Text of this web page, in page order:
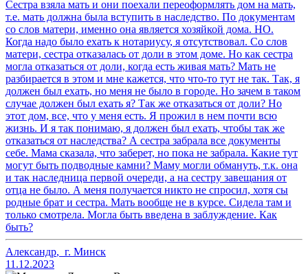
Сестра взяла мать и они поехали переоформлять дом на мать,
т.е. мать должна была вступить в наследство. По документам
со слов матери, именно она является хозяйкой дома. НО.
Когда надо было ехать к нотариусу, я отсутствовал. Со слов
матери, сестра отказалась от доли в этом доме. Но как сестра
могла отказаться от доли, когда есть живая мать? Мать не
разбирается в этом и мне кажется, что что-то тут не так. Так, я
должен был ехать, но меня не было в городе. Но зачем в таком
случае должен был ехать я? Так же отказаться от доли? Но
этот дом, все, что у меня есть. Я прожил в нем почти всю
жизнь. И я так понимаю, я должен был ехать, чтобы так же
отказаться от наследства? А сестра забрала все документы
себе. Мама сказала, что заберет, но пока не забрала. Какие тут
могут быть подводные камни? Маму могли обмануть, т.к. она
и так наследница первой очереди, а на сестру завещания от
отца не было. А меня получается никто не спросил, хотя сы
родные брат и сестра. Мать вообще не в курсе. Сидела там и
только смотрела. Могла быть введена в заблуждение. Как
быть?
Александр, г. Минск
11.12.2023